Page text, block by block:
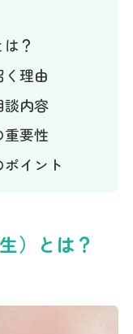
？
理由
談内容
要性
イント
）とは？